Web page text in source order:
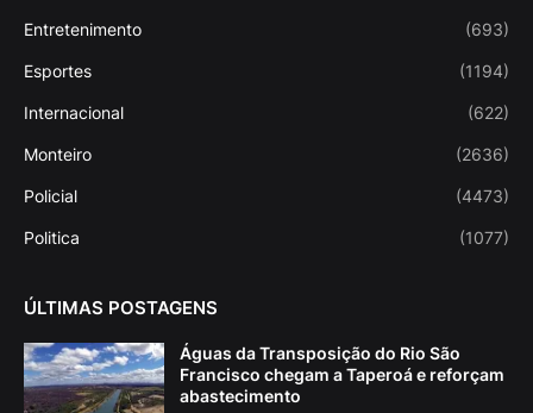
Entretenimento (693)
Esportes (1194)
Internacional (622)
Monteiro (2636)
Policial (4473)
Politica (1077)
ÚLTIMAS POSTAGENS
Águas da Transposição do Rio São
Francisco chegam a Taperoá e reforçam
abastecimento